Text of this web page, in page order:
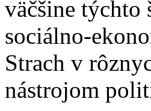
väčšine týchto
sociálno-
Strach v
nástrojom